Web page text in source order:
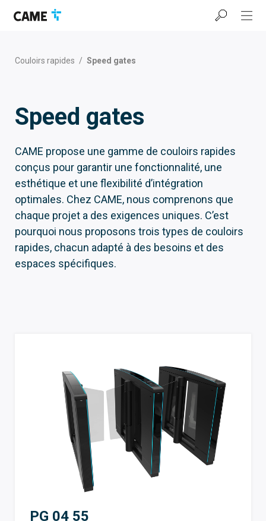
page
Couloirs rapides / Speed gates
Speed gates
CAME propose une gamme de couloirs rapides
conçus pour garantir une fonctionnalité, une
esthétique et une flexibilité d’intégration
optimales. Chez CAME, nous comprenons que
chaque projet a des exigences uniques. C’est
pourquoi nous proposons trois types de couloirs
rapides, chacun adapté à des besoins et des
espaces spécifiques.
PG 04 55